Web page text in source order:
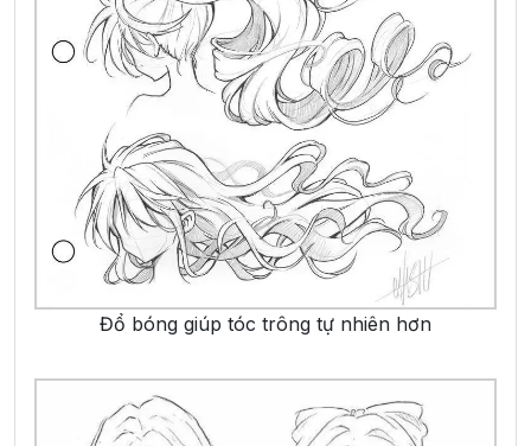
Đổ bóng giúp tóc trông tự nhiên hơn